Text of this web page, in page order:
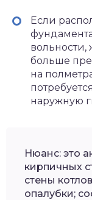
Если
вольности,
больше
на
наружную
Нюанс: это
кирпичных
стены
опалубки;